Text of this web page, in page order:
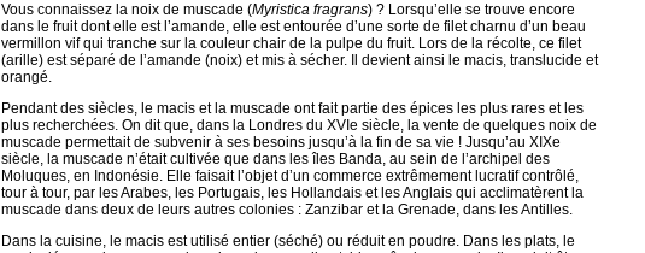
Vous connaissez la noix de muscade (Myristica fragrans) ? Lorsqu’elle se trouve encore
dans le fruit dont elle est l’amande, elle est entourée d’une sorte de filet charnu d’un beau
vermillon vif qui tranche sur la couleur chair de la pulpe du fruit. Lors de la récolte, ce filet
(arille) est séparé de l’amande (noix) et mis à sécher. Il devient ainsi le macis, translucide et
orangé.
Pendant des siècles, le macis et la muscade ont fait partie des épices les plus rares et les
plus recherchées. On dit que, dans la Londres du XVIe siècle, la vente de quelques noix de
muscade permettait de subvenir à ses besoins jusqu’à la fin de sa vie ! Jusqu’au XIXe
siècle, la muscade n’était cultivée que dans les îles Banda, au sein de l’archipel des
Moluques, en Indonésie. Elle faisait l’objet d’un commerce extrêmement lucratif contrôlé,
tour à tour, par les Arabes, les Portugais, les Hollandais et les Anglais qui acclimatèrent la
muscade dans deux de leurs autres colonies : Zanzibar et la Grenade, dans les Antilles.
Dans la cuisine, le macis est utilisé entier (séché) ou réduit en poudre. Dans les plats, le